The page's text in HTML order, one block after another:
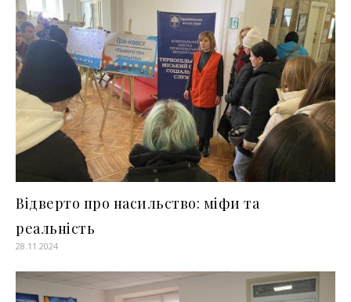
Відверто про насильство: міфи та
реальність
28.11.2024